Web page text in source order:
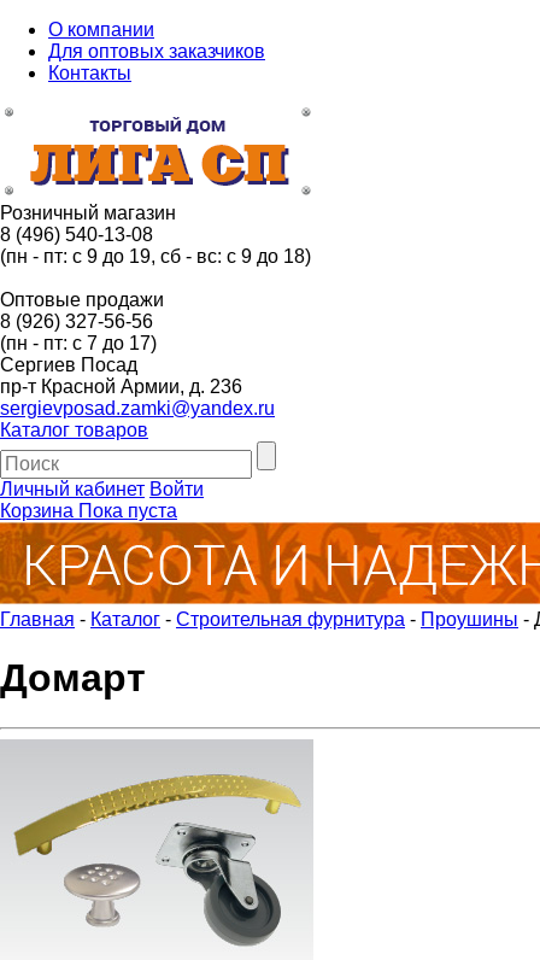
О компании
Для оптовых заказчиков
Контакты
Розничный магазин
8 (496) 540-13-08
(пн - пт: с 9 до 19, сб - вс: с 9 до 18)
Оптовые продажи
8 (926) 327-56-56
(пн - пт: с 7 до 17)
Сергиев Посад
пр-т Красной Армии, д. 236
sergievposad.zamki@yandex.ru
Каталог товаров
Личный кабинет Войти
Корзина Пока пуста
Главная - Каталог - Строительная фурнитура - Проушины -
Домарт